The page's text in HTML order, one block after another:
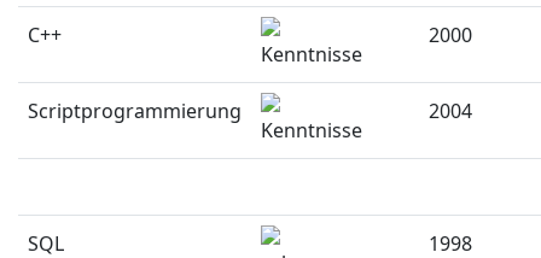
C++ 2000
Scriptprogrammierung 2004
SQL 1998